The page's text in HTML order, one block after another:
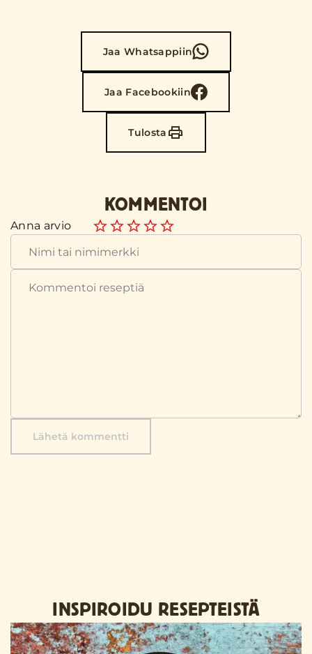
Jaa Whatsappiin
Jaa Facebookiin
Tulosta
KOMMENTOI
Anna arvio
Lähetä kommentti
INSPIROIDU RESEPTEISTÄ